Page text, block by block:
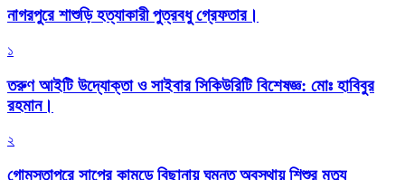
নাগরপুরে শাশুড়ি হত্যাকারী পুত্রবধু গ্রেফতার।
১
তরুণ আইটি উদ্যোক্তা ও সাইবার সিকিউরিটি বিশেষজ্ঞ: মোঃ হাবিবুর
রহমান।
২
গোমস্তাপুরে সাপের কামড়ে বিছানায় ঘুমন্ত অবস্থায় শিশুর মৃত্যু